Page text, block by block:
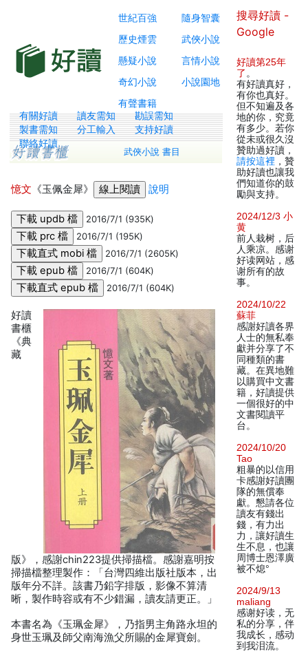
世紀百強
隨身智囊
歷史煙雲
武俠小說
懸疑小說
言情小說
奇幻小說
小說園地
有聲書籍
有關好讀 讀友需知
勘誤需知
製書需知
分工輸入
支持好讀
聯絡好讀
武俠小說 書目
憶文 《玉佩金犀》 說明
2016/7/1 (935K)
2016/7/1 (195K)
2016/7/1 (2605K)
2016/7/1 (604K)
2016/7/1 (604K)
好讀
書櫃
《典
藏
版》，感謝chin223提供掃描檔。感謝嘉明按
掃描檔整理製作：「台灣四維出版社版本，出
版年分不詳。該書乃鉛字排版，影像不算清
晰，製作時容或有不少錯漏，讀友請更正。」
本書名為《玉珮金犀》，乃指男主角路永坦的
身世玉珮及師父南海漁父所賜的金犀寶劍。
搜尋好讀 -
Google
好讀第25年
了 。
有好讀真好，
有你也真好。
但不知遍及各
地的你，究竟
有多少。若你
從未或很久沒
贊助過好讀，
請按這裡 ，贊
助好讀也讓我
們知道你的鼓
勵與支持。
2024/12/3 小
黄
前人栽树，后
人乘凉。感谢
好读网站，感
谢所有的故
事。
2024/10/22
蘇菲
感謝好讀各界
人士的無私奉
獻并分享了不
同種類的書
藏。在異地難
以購買中文書
籍，好讀提供
一個很好的中
文書閱讀平
台。
2024/10/20
Tao
粗暴的以信用
卡感謝好讀團
隊的無償奉
獻。懇請各位
讀友有錢出
錢，有力出
力，讓好讀生
生不息，也讓
周博士恩澤廣
被不熄°
2024/9/13
maliang
感谢好读，无
私的分享，伴
我成长，感动
到我泪流。